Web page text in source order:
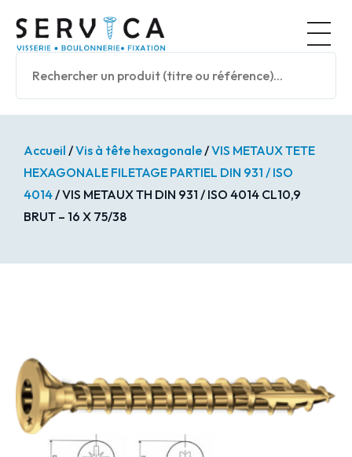
Accueil /Vis à tête hexagonale/VIS METAUX TETE
HEXAGONALE FILETAGE PARTIEL DIN 931 / ISO
4014/ VIS METAUX TH DIN 931 / ISO 4014 CL10,9
BRUT – 16 X 75/38